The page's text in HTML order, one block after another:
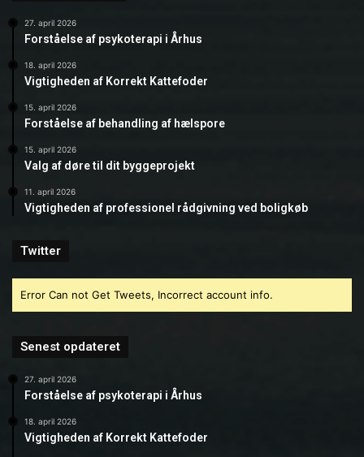
27. april 2026
Forståelse af psykoterapi i Århus
18. april 2026
Vigtigheden af Korrekt Kattefoder
15. april 2026
Forståelse af behandling af hælspore
15. april 2026
Valg af døre til dit byggeprojekt
11. april 2026
Vigtigheden af professionel rådgivning ved boligkøb
Twitter
Error Can not Get Tweets, Incorrect account info.
Senest opdateret
27. april 2026
Forståelse af psykoterapi i Århus
18. april 2026
Vigtigheden af Korrekt Kattefoder